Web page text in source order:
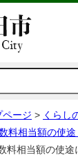
ページ > くらし
料相当額の使途
料相当額の使途